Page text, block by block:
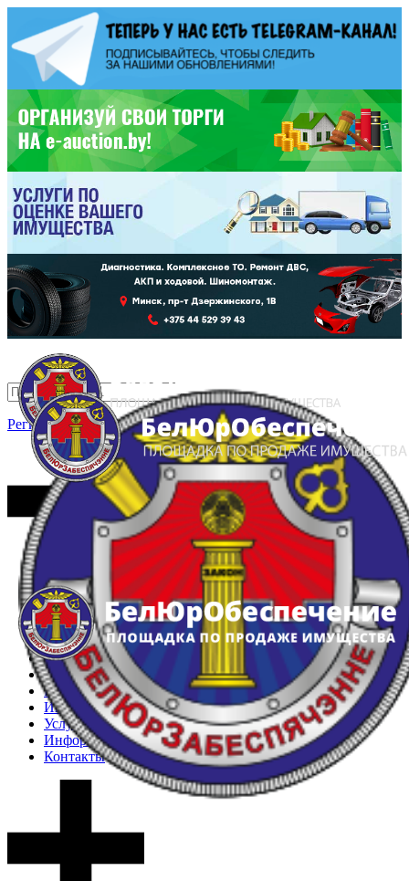
Регистрация Вход
Главная
Арестованное имущество
Реестр несостоявшихся торгов
Реестр переоценок
Частное имущество
Государственное имущество
Интернет-магазин
Интернет-витрина
Услуги
Информация
Контакты